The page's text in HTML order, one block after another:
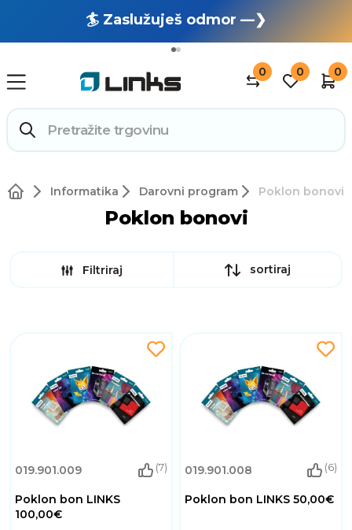
🏄 Zaslužuješ odmor —❯
🔥 OUTLET: TOTALNA RASPRODAJA —❯
0 0 0
Informatika Darovni program Poklon bonovi
Poklon bonovi
Filtriraj sortiraj
019.901.009 (7)
Poklon bon LINKS
100,00€
019.901.008 (6)
Poklon bon LINKS 50,00€